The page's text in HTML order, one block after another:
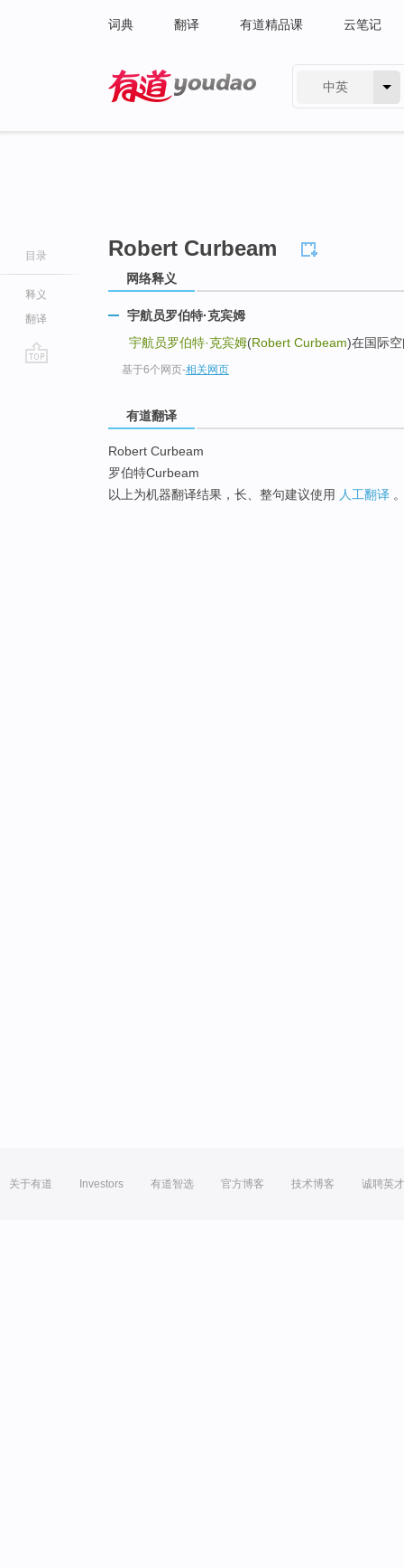
词典 翻译 有道精品课 云笔记
中英
目录
释义
翻译
Robert Curbeam
网络释义
宇航员罗伯特·克宾姆
宇航员罗伯特·克宾姆(Robert Curbeam)在国际
基于6个网页-相关网页
有道翻译
Robert Curbeam
罗伯特Curbeam
以上为机器翻译结果，长、整句建议使用 人工翻译
关于有道 Investors 有道智选 官方博客 技术博客 诚聘英才